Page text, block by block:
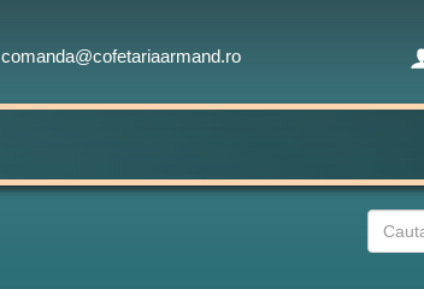
comanda@cofetariaarmand.ro